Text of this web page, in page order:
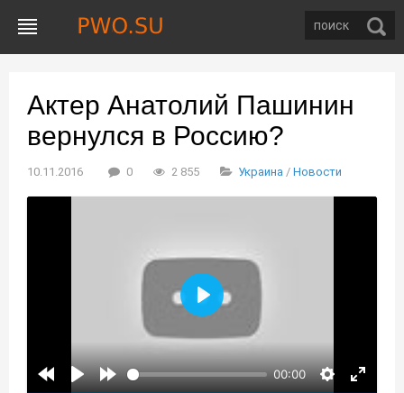
Актер Анатолий Пашинин
вернулся в Россию?
10.11.2016 0 2 855 Украина / Новости
00:00
Воспроизвести